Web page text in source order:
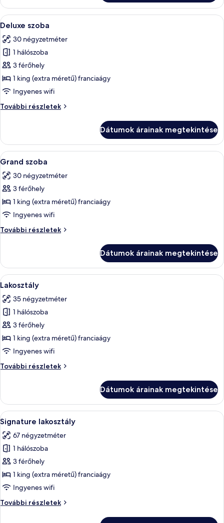
(Club)
további
részletei
A
következő
szoba
összes
képének
megtekintése:
Deluxe
Egy szállodai szoba, amelyben van
7
Deluxe szoba
30 négyzetméter
1 hálószoba
3 férőhely
1 king (extra méretű) franciaágy
Ingyenes wifi
További részletek
Deluxe
Dátumok árainak megtekintése
A
következő
szoba
összes
képének
megtekintése:
Grand
szoba
Egy hálószoba, amelyben egy nagy
9
Grand szoba
30 négyzetméter
3 férőhely
1 king (extra méretű) franciaágy
Ingyenes wifi
További részletek
Grand
Dátumok árainak megtekintése
A
következő
szoba
összes
képének
megtekintése:
Lakosztály
Egy szállodai szoba, amelyben
9
Lakosztály
35 négyzetméter
1 hálószoba
3 férőhely
1 king (extra méretű) franciaágy
Ingyenes wifi
További részletek
Lakosztály
Dátumok árainak megtekintése
A
következő
szoba
összes
képének
megtekintése:
Signature
Egy hálószoba, amelyben egy nagy
12
Signature lakosztály
67 négyzetméter
1 hálószoba
3 férőhely
1 king (extra méretű) franciaágy
Ingyenes wifi
További részletek
Signature